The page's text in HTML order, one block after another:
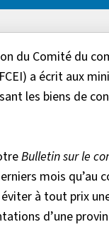
du Comité du
a écrit aux
les biens de
Bulletin sur le
mois qu’au
à tout prix
d’une